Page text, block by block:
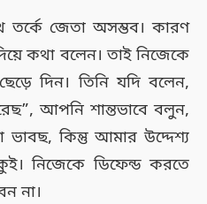
তর্কে জেতা অসম্ভব। কারণ
কথা বলেন। তাই নিজেকে
দিন। তিনি যদি বলেন,
আপনি শান্তভাবে বলুন,
কিন্তু আমার উদ্দেশ্য
নিজেকে ডিফেন্ড করতে
না।